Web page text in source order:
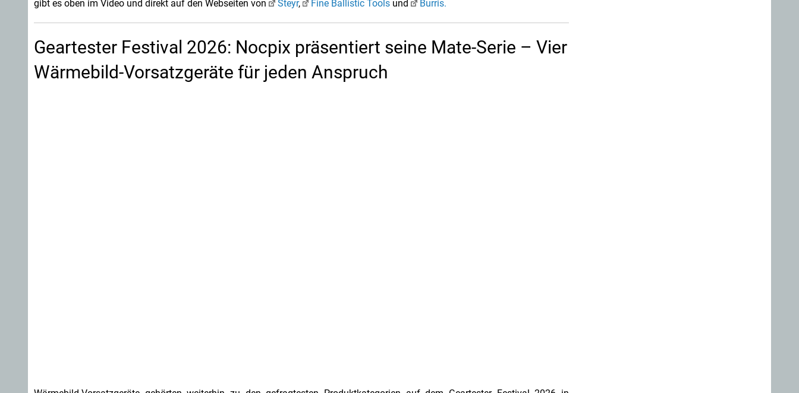
gibt es oben im Video und direkt auf den Webseiten von
Steyr, Fine Ballistic Tools und Burris.
Geartester Festival 2026: Nocpix präsentiert seine Mate-Serie – Vier
Wärmebild-Vorsatzgeräte für jeden Anspruch